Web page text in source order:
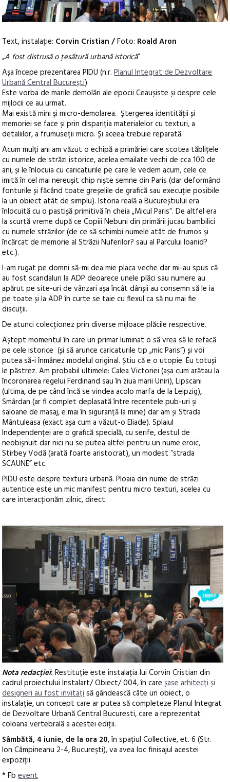
Text, instalație: Corvin Cristian /Foto: Roald Aron
„A fost distrusă o ţesătură urbană istorică”
Așa începe prezentarea PIDU (n.r.Planul Integrat de Dezvoltare
Urbană Central București)
Este vorba de marile demolări ale epocii Ceaușiste și despre cele
mijlocii ce au urmat.
Mai există mini și micro-demolarea. Ștergerea identității și
memoriei se face și prin dispariția materialelor cu texturi, a
detaliilor, a frumuseții micro. Și aceea trebuie reparată.
Acum mulți ani am văzut o echipă a primăriei care scotea tăblițele
cu numele de străzi istorice, acelea emailate vechi de cca 100 de
ani, și le înlocuia cu caricaturile pe care le vedem acum, cele ce
imită în cel mai nereușit chip niște semne din Paris (dar deformând
fonturile și făcând toate greșelile de grafică sau execuție posibile
la un obiect atât de simplu). Istoria reală a Bucureștiului era
înlocuită cu o pastișă primitivă în cheia „Micul Paris“. De altfel era
la scurtă vreme după ce Copiii Nebuni din primării jucau bambilici
cu numele străzilor (de ce să schimbi numele atât de frumos și
încărcat de memorie al Străzii Nuferilor? sau al Parcului Ioanid?
etc.).
I-am rugat pe domni să-mi dea mie placa veche dar mi-au spus că
au fost scandaluri la ADP deoarece unele plăci sau numere au
apărut pe site-uri de vânzari așa încât dânșii au consemn să le ia
pe toate și la ADP în curte se taie cu flexul ca să nu mai fie
discuții.
De atunci colecționez prin diverse mijloace plăcile respective.
Aștept momentul în care un primar luminat o să vrea să le refacă
pe cele istorice (și să arunce caricaturile tip „mic Paris“) și voi
putea să-i înmânez modelul original. Știu că e o utopie. Eu totuși
le păstrez. Am probabil ultimele: Calea Victoriei (așa cum arătau la
încoronarea regelui Ferdinand sau în ziua marii Uniri), Lipscani
(ultima, de pe când încă se vindea acolo marfa de la Leipzig),
Smârdan (ar fi complet deplasată între recentele pub-uri și
saloane de masaj, e mai în siguranță la mine) dar am și Strada
Mântuleasa (exact așa cum a văzut-o Eliade). Splaiul
Independenței are o grafică specială, cu serife, destul de
neobișnuit dar nici nu se putea altfel pentru un nume eroic,
Stirbey Vodă (arată foarte aristocrat), un modest “strada
SCAUNE” etc.
PIDU este despre textura urbană. Ploaia din nume de străzi
autentice este un mic manifest pentru micro texturi, acelea cu
care interacționăm zilnic, direct.
Nota redacției: Restituție este instalația lui Corvin Cristian din
cadrul proiectului Instalart/ Obiect/ 004, în careșase arhitecți și
designeri au fost invitațisă gândească câte un obiect, o
instalație, un concept care ar putea să completeze Planul Integrat
de Dezvoltare Urbană Central Bucuresti, care a reprezentat
coloana vertebrală a acestei ediții.
Sâmbătă, 4 iunie, de la ora 20, în spațiul Collective, et. 6 (Str.
Ion Câmpineanu 2-4, București), va avea loc finisajul acestei
expoziții.
* Fbevent